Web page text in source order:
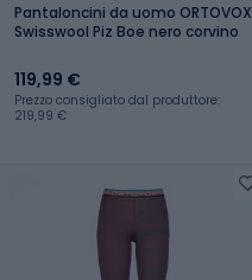
Pantaloncini da uomo ORTOVOX
Swisswool Piz Boe nero corvino
119,99 €
Prezzo consigliato dal produttore:
219,99 €